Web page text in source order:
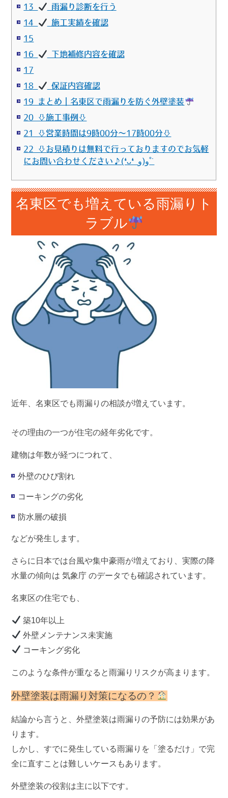
13
雨漏り診断を行う
14
施工実績を確認
15
16
下地補修内容を確認
17
18
保証内容確認
19 まとめ｜名東区で雨漏りを防ぐ外壁塗装
20 ⇩施工事例⇩
21 ⇩営業時間は9時00分～17時00分⇩
22 ⇩お見積りは無料で行っておりますのでお気軽
にお問い合わせください♪(❛ᴗ❛ و(و˚˙
名東区でも増えている雨漏りト
ラブル
近年、名東区でも雨漏りの相談が増えています。
その理由の一つが住宅の経年劣化です。
建物は年数が経つにつれて、
外壁のひび割れ
コーキングの劣化
防水層の破損
などが発生します。
さらに日本では台風や集中豪雨が増えており、実際の降
水量の傾向は気象庁 のデータでも確認されています。
名東区の住宅でも、
築10年以上
外壁メンテナンス未実施
コーキング劣化
このような条件が重なると雨漏りリスクが高まります。
外壁塗装は雨漏り対策になるの？
結論から言うと、外壁塗装は雨漏りの予防には効果があ
ります。
しかし、すでに発生している雨漏りを「塗るだけ」で完
全に直すことは難しいケースもあります。
外壁塗装の役割は主に以下です。